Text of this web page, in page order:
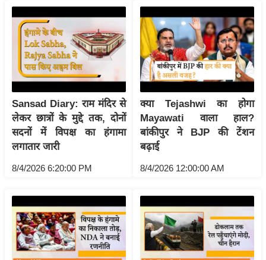
ए
आ
र
.
आ
ई
.
य
र
स
मी
क्षा
Sansad Diary: राम मंदिर से
लेकर छात्रों के मुद्दे तक, दोनों
सदनों में विपक्ष का हंगामा
लगातार जारी
8/4/2026 6:20:00 PM
क्या Tejashwi का होगा
Mayawati वाला हाल?
बांकीपुर ने BJP की टेंशन
बढ़ाई
8/4/2026 12:00:00 AM